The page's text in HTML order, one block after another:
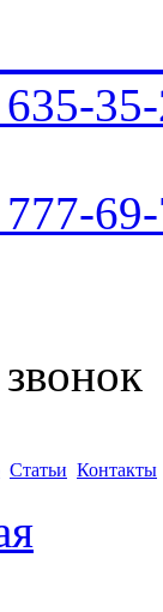
звонок
Статьи Контакты